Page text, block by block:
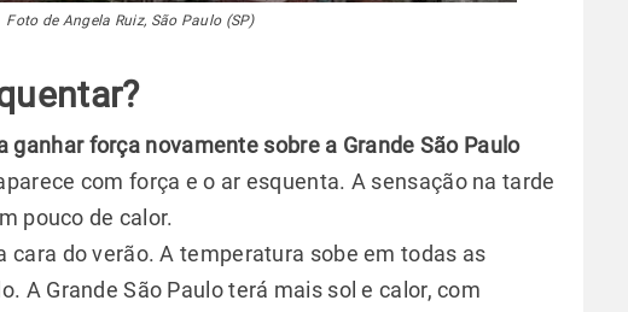
Foto de Angela Ruiz, São Paulo (SP)
força novamente sobre a Grande São Paulo
com força e o ar esquenta. A sensação na tarde
pouco de calor.
cara do verão. A temperatura sobe em todas as
A Grande São Paulo terá mais sol e calor, com